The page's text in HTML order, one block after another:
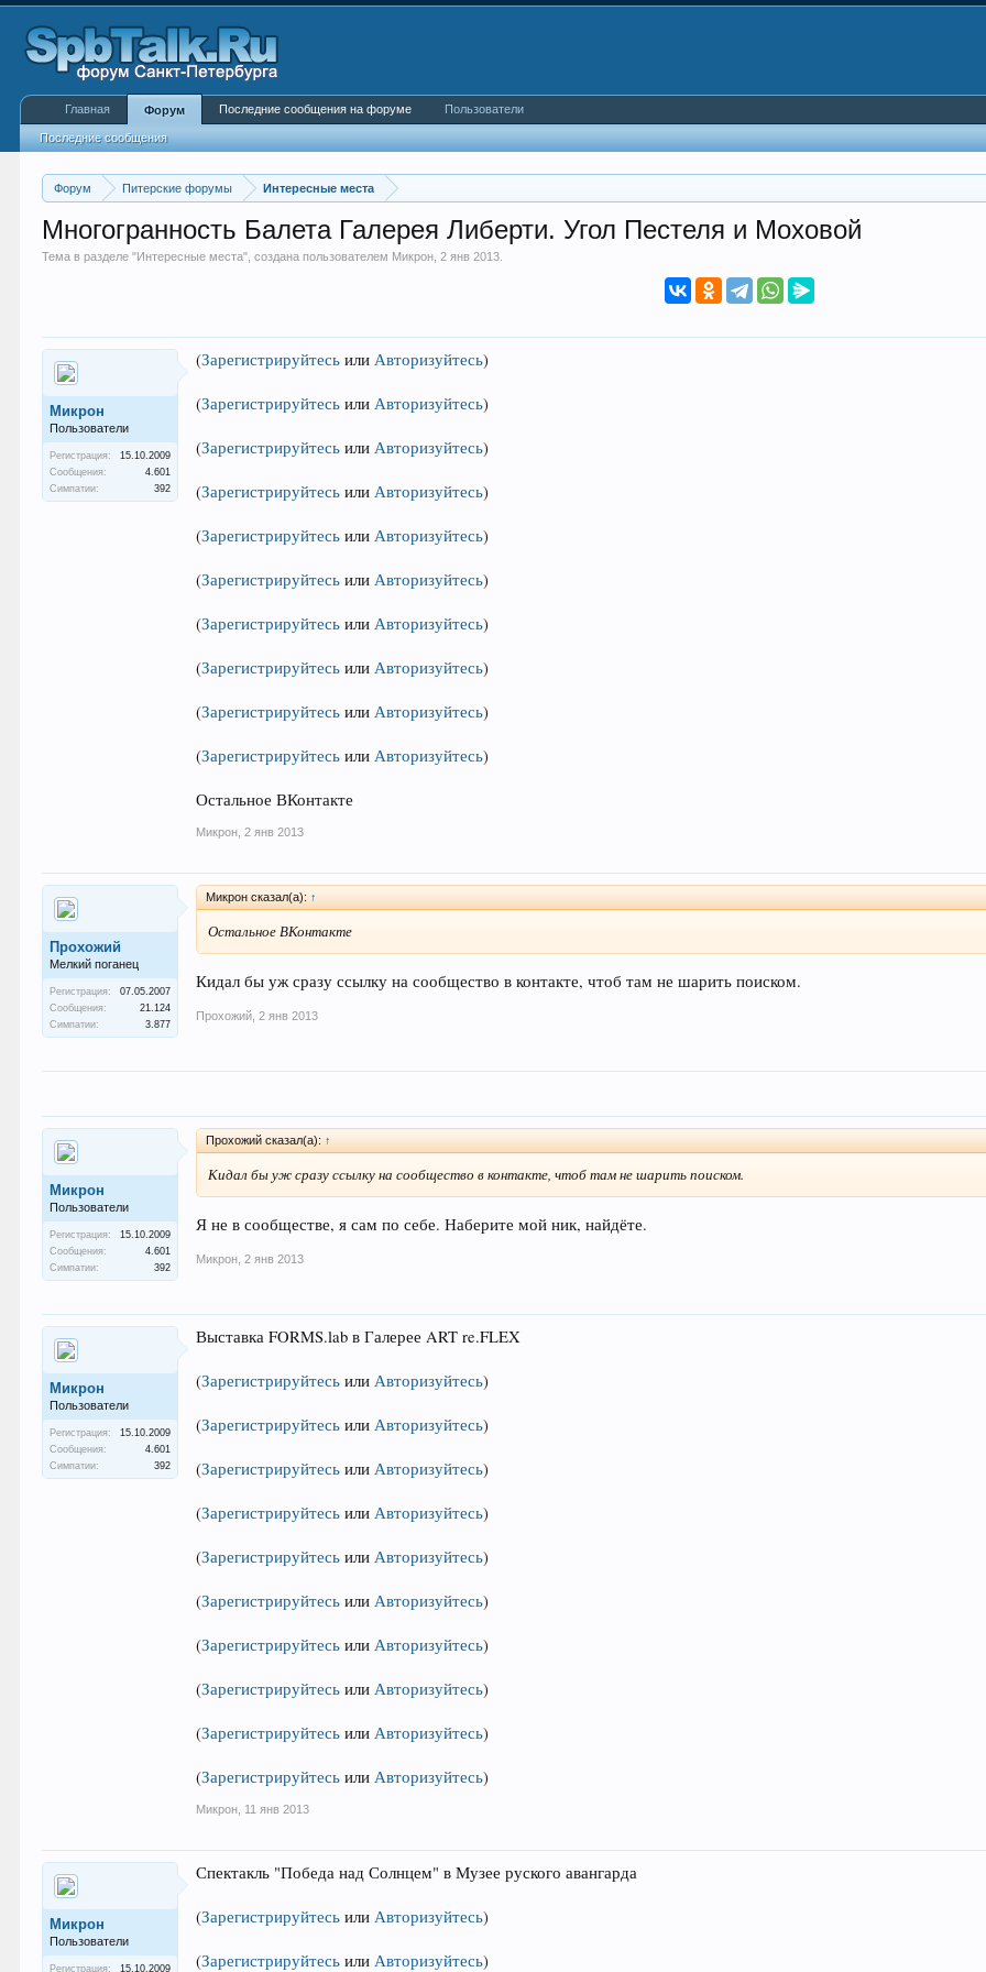
Форум Питерские форумы Интересные места
Многогранность Балета Галерея Либерти. Угол Пестеля и Моховой
Тема в разделе "Интересные места", создана пользователем Микрон ,2 янв 2013
Микрон
Пользователи
Регистрация:
15.10.2009
Сообщения:
4.601
Симпатии:
392
(Зарегистрируйтесь илиАвторизуйтесь)
(Зарегистрируйтесь илиАвторизуйтесь)
(Зарегистрируйтесь илиАвторизуйтесь)
(Зарегистрируйтесь илиАвторизуйтесь)
(Зарегистрируйтесь илиАвторизуйтесь)
(Зарегистрируйтесь илиАвторизуйтесь)
(Зарегистрируйтесь илиАвторизуйтесь)
(Зарегистрируйтесь илиАвторизуйтесь)
(Зарегистрируйтесь илиАвторизуйтесь)
(Зарегистрируйтесь илиАвторизуйтесь)
Остальное ВКонтакте
Микрон 2 янв 2013
Прохожий
Мелкий поганец
Регистрация:
07.05.2007
Сообщения:
21.124
Симпатии:
3.877
Микрон сказал(а): ↑
Остальное ВКонтакте
Кидал бы уж сразу ссылку на сообщество в контакте, чтоб там не шарить поиском.
Прохожий 2 янв 2013
Микрон
Пользователи
Регистрация:
15.10.2009
Сообщения:
4.601
Симпатии:
392
Прохожий сказал(а): ↑
Кидал бы уж сразу ссылку на сообщество в контакте, чтоб там не шарить поиском.
Я не в сообществе, я сам по себе. Наберите мой ник, найдёте.
Микрон 2 янв 2013
Микрон
Пользователи
Регистрация:
15.10.2009
Сообщения:
4.601
Симпатии:
392
Выставка FORMS.lab в Галерее ART re.FLEX
(Зарегистрируйтесь илиАвторизуйтесь)
(Зарегистрируйтесь илиАвторизуйтесь)
(Зарегистрируйтесь илиАвторизуйтесь)
(Зарегистрируйтесь илиАвторизуйтесь)
(Зарегистрируйтесь илиАвторизуйтесь)
(Зарегистрируйтесь илиАвторизуйтесь)
(Зарегистрируйтесь илиАвторизуйтесь)
(Зарегистрируйтесь илиАвторизуйтесь)
(Зарегистрируйтесь илиАвторизуйтесь)
(Зарегистрируйтесь илиАвторизуйтесь)
Микрон 11 янв 2013
Микрон
Пользователи
Регистрация: 15.10.2009
Спектакль "Победа над Солнцем" в Музее руского авангарда
(Зарегистрируйтесь илиАвторизуйтесь)
(Зарегистрируйтесь илиАвторизуйтесь)
Главная Форум
Последние сообщения
Последние сообщения на форуме Пользователи